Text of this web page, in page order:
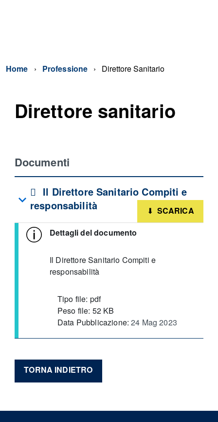
Home Professione Direttore Sanitario
Direttore sanitario
Documenti
pdf
Il Direttore Sanitario Compiti e
responsabilità
SCARICA
Dettagli del documento
Il Direttore Sanitario Compiti e
responsabilità
Tipo file: pdf
Peso file: 52 KB
Data Pubblicazione:24 Mag 2023
TORNA INDIETRO